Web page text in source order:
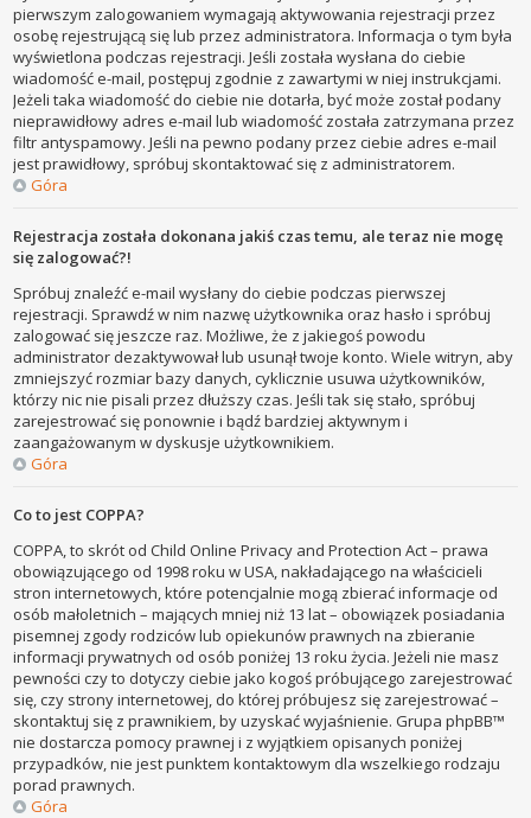
pierwszym zalogowaniem wymagają aktywowania rejestracji przez
osobę rejestrującą się lub przez administratora. Informacja o tym była
wyświetlona podczas rejestracji. Jeśli została wysłana do ciebie
wiadomość e-mail, postępuj zgodnie z zawartymi w niej instrukcjami.
Jeżeli taka wiadomość do ciebie nie dotarła, być może został podany
nieprawidłowy adres e-mail lub wiadomość została zatrzymana przez
filtr antyspamowy. Jeśli na pewno podany przez ciebie adres e-mail
jest prawidłowy, spróbuj skontaktować się z administratorem.
Góra
Rejestracja została dokonana jakiś czas temu, ale teraz nie mogę
się zalogować?!
Spróbuj znaleźć e-mail wysłany do ciebie podczas pierwszej
rejestracji. Sprawdź w nim nazwę użytkownika oraz hasło i spróbuj
zalogować się jeszcze raz. Możliwe, że z jakiegoś powodu
administrator dezaktywował lub usunął twoje konto. Wiele witryn, aby
zmniejszyć rozmiar bazy danych, cyklicznie usuwa użytkowników,
którzy nic nie pisali przez dłuższy czas. Jeśli tak się stało, spróbuj
zarejestrować się ponownie i bądź bardziej aktywnym i
zaangażowanym w dyskusje użytkownikiem.
Góra
Co to jest COPPA?
COPPA, to skrót od Child Online Privacy and Protection Act – prawa
obowiązującego od 1998 roku w USA, nakładającego na właścicieli
stron internetowych, które potencjalnie mogą zbierać informacje od
osób małoletnich – mających mniej niż 13 lat – obowiązek posiadania
pisemnej zgody rodziców lub opiekunów prawnych na zbieranie
informacji prywatnych od osób poniżej 13 roku życia. Jeżeli nie masz
pewności czy to dotyczy ciebie jako kogoś próbującego zarejestrować
się, czy strony internetowej, do której próbujesz się zarejestrować –
skontaktuj się z prawnikiem, by uzyskać wyjaśnienie. Grupa phpBB™
nie dostarcza pomocy prawnej i z wyjątkiem opisanych poniżej
przypadków, nie jest punktem kontaktowym dla wszelkiego rodzaju
porad prawnych.
Góra